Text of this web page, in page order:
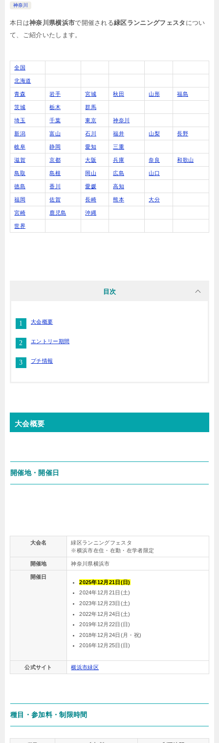
神奈川
本日は神奈川県横浜市で開催される緑区ランニングフェスタ につい
て、ご紹介いたします。
全国
北海道
青森 岩手 宮城 秋田 山形 福島
茨城 栃木 群馬
埼玉 千葉 東京 神奈川
新潟 富山 石川 福井 山梨 長野
岐阜 静岡 愛知 三重
滋賀 京都 大阪 兵庫 奈良 和歌山
鳥取 島根 岡山 広島 山口
徳島 香川 愛媛 高知
福岡 佐賀 長崎 熊本 大分
宮崎 鹿児島 沖縄
世界
目次
大会概要
エントリー期間
プチ情報
大会概要
開催地・開催日
大会名
緑区ランニングフェスタ
※横浜市在住・在勤・在学者限定
開催地 神奈川県横浜市
開催日
2025年12月21日(日)
2024年12月21日(土)
2023年12月23日(土)
2022年12月24日(土)
2019年12月22日(日)
2018年12月24日(月・祝)
2016年12月25日(日)
公式サイト 横浜市緑区
種目・参加料・制限時間